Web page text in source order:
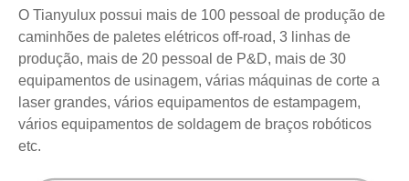
O Tianyulux possui mais de 100 pessoal de produção de
caminhões de paletes elétricos off-road, 3 linhas de
produção, mais de 20 pessoal de P&D, mais de 30
equipamentos de usinagem, várias máquinas de corte a
laser grandes, vários equipamentos de estampagem,
vários equipamentos de soldagem de braços robóticos
etc.